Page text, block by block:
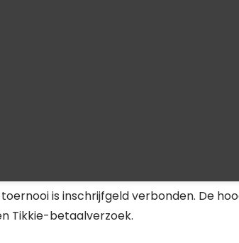
toernooi is inschrijfgeld verbonden. De
Tikkie-betaalverzoek.